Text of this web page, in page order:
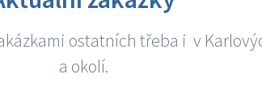
ostatních třeba i v
a okolí.